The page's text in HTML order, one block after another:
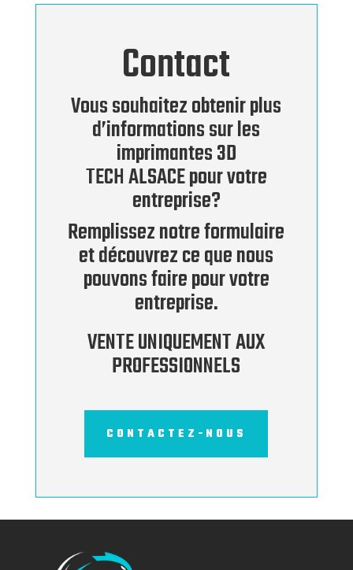
Contact
Vous souhaitez obtenir plus
d’informations sur les
imprimantes 3D
TECH ALSACE pour votre
entreprise?
Remplissez notre formulaire
et découvrez ce que nous
pouvons faire pour votre
entreprise.
VENTE UNIQUEMENT AUX
PROFESSIONNELS
CONTACTEZ-NOUS